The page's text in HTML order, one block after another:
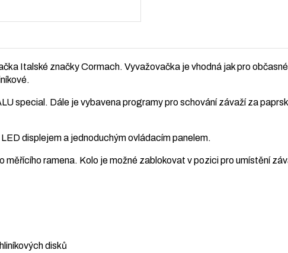
Italské značky Cormach. Vyvažovačka je vhodná jak pro
special. Dále je vybavena programy pro schování závaží za
displejem a jednoduchým ovládacím panelem.
ramena. Kolo je možné zablokovat v pozici pro umístění
disků